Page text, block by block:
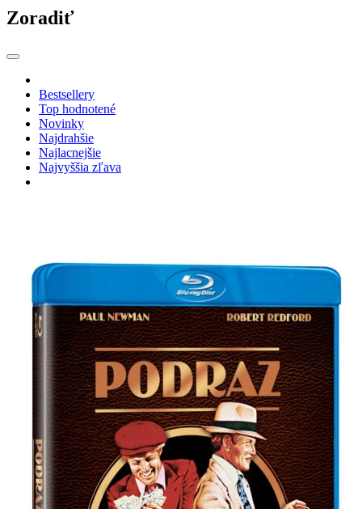
Zoradiť
Bestsellery
Top hodnotené
Novinky
Najdrahšie
Najlacnejšie
Najvyššia zľava